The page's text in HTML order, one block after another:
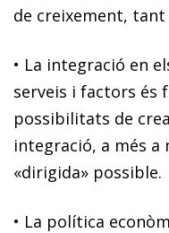
de creixement,
• La integració en
serveis i factors és
possibilitats de
integració, a més a
«dirigida» possible.
• La política